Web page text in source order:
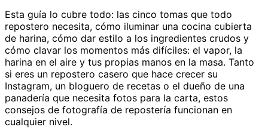
Esta guía lo cubre todo: las cinco tomas que todo
repostero necesita, cómo iluminar una cocina cubierta
de harina, cómo dar estilo a los ingredientes crudos y
cómo clavar los momentos más difíciles: el vapor, la
harina en el aire y tus propias manos en la masa. Tanto
si eres un repostero casero que hace crecer su
Instagram, un bloguero de recetas o el dueño de una
panadería que necesita fotos para la carta, estos
consejos de fotografía de repostería funcionan en
cualquier nivel.